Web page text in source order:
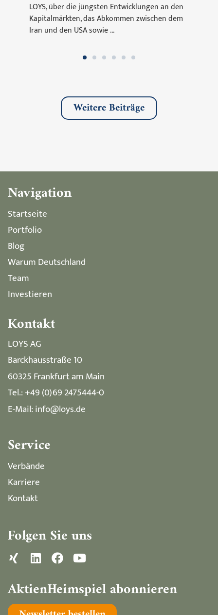
LOYS, über die jüngsten Entwicklungen an den
Kapitalmärkten, das Abkommen zwischen dem
Iran und den USA sowie ...
Weitere Beiträge
Navigation
Startseite
Portfolio
Blog
Warum Deutschland
Team
Investieren
Kontakt
LOYS AG
Barckhausstraße 10
60325 Frankfurt am Main
Tel.: +49 (0)69 2475444-0
E-Mail: info@loys.de
Service
Verbände
Karriere
Kontakt
Folgen Sie uns
AktienHeimspiel abonnieren